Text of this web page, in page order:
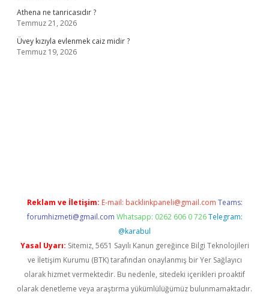
Athena ne tanricasıdır ?
Temmuz 21, 2026
Üvey kızıyla evlenmek caiz midir ?
Temmuz 19, 2026
Reklam ve İletişim: E-mail: backlinkpaneli@gmail.com Teams:
forumhizmeti@gmail.com Whatsapp: 0262 606 0 726 Telegram:
@karabul
Yasal Uyarı: Sitemiz, 5651 Sayılı Kanun gereğince Bilgi Teknolojileri
ve İletişim Kurumu (BTK) tarafından onaylanmış bir Yer Sağlayıcı
olarak hizmet vermektedir. Bu nedenle, sitedeki içerikleri proaktif
olarak denetleme veya araştırma yükümlülüğümüz bulunmamaktadır.